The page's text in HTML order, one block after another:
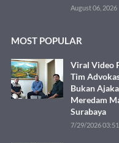
August 06, 2026
MOST POPULAR
Viral Video
Tim
Bukan
Meredam
Surabaya
7/29/2026